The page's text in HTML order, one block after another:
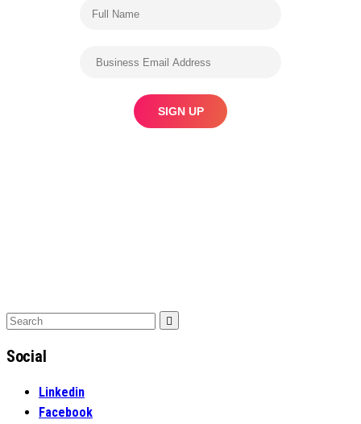
Search
Social
Linkedin
Facebook